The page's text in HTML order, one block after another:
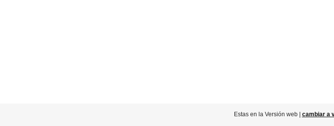
Estas en la Versión web | cambiar a